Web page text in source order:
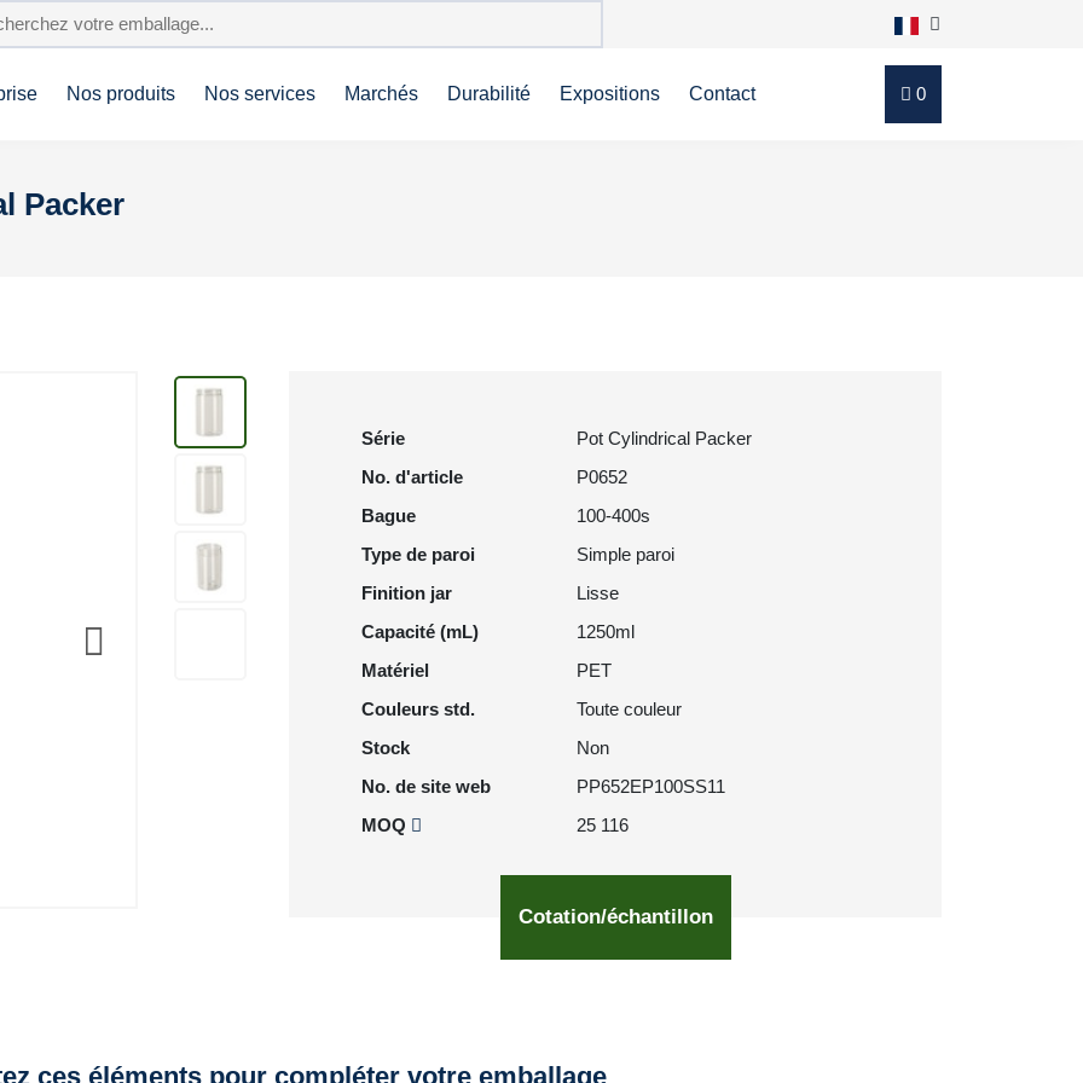
Nos produits Nos services Marchés Durabilité Expositions Contact 0
Packer
Série
Pot Cylindrical Packer
No. d'article
P0652
Bague
100-400s
Type de paroi
Simple paroi
Finition jar
Lisse
Capacité (mL)
1250ml
Matériel
PET
Couleurs std.
Toute couleur
Stock
Non
No. de site web
PP652EP100SS11
MOQ
25 116
Cotation/échantillon
ces éléments pour compléter votre emballage